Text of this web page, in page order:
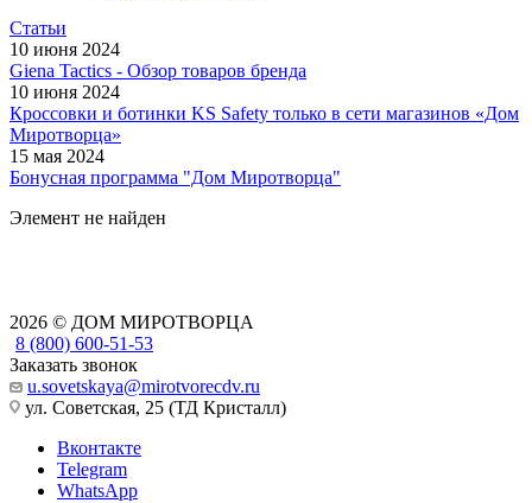
Статьи
10 июня 2024
Giena Tactics - Обзор товаров бренда
10 июня 2024
Кроссовки и ботинки KS Safety только в сети магазинов «Дом
Миротворца»
15 мая 2024
Бонусная программа "Дом Миротворца"
Элемент не найден
2026 © ДОМ МИРОТВОРЦА
8 (800) 600-51-53
Заказать звонок
u.sovetskaya@mirotvorecdv.ru
ул. Советская, 25 (ТД Кристалл)
Вконтакте
Telegram
WhatsApp